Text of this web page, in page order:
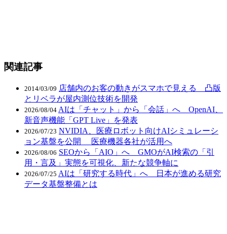
関連記事
2014/03/09 店舗内のお客の動きがスマホで見える 凸版
とリベラが屋内測位技術を開発
2026/08/04 AIは「チャット」から「会話」へ OpenAI、
新音声機能「GPT Live」を発表
2026/07/23 NVIDIA、医療ロボット向けAIシミュレーシ
ョン基盤を公開 医療機器各社が活用へ
2026/08/06 SEOから「AIO」へ GMOがAI検索の「引
用・言及」実態を可視化、新たな競争軸に
2026/07/25 AIは「研究する時代」へ 日本が進める研究
データ基盤整備とは